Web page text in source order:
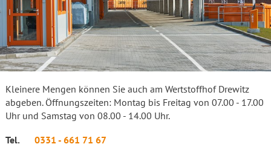
Kleinere Mengen können Sie auch am Wertstoffhof Drewitz
abgeben. Öffnungszeiten: Montag bis Freitag von 07.00 - 17.00
Uhr und Samstag von 08.00 - 14.00 Uhr.
Tel.
0331 - 661 71 67